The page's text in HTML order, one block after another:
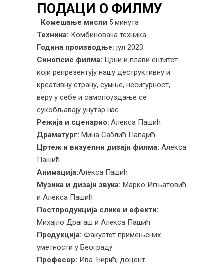
ПОДАЦИ О ФИЛМУ
Комешање мисли 5 минута
Техника: Комбинована техника
Година производње: јул 2023.
Синопсис филма: Црни и плави ентитет
који репрезентују нашу деструктивну и
креативну страну, сумње, несигурност,
веру у себе и самопоуздање се
сукобљавају унутар нас.
Режија и сценарио: Алекса Пашић
Драматург: Мина Саблић Папајић
Цртеж и визуелни дизајн филма: Алекса
Пашић
Анимација:Алекса Пашић
Музика и дизајн звука: Марко Игњатовић
и Алекса Пашић
Постпродукција слике и ефекти:
Михајло Драгаш и Алекса Пашић
Продукција: Факултет примењених
уметности у Београду
Професор: Ива Ћирић, доцент